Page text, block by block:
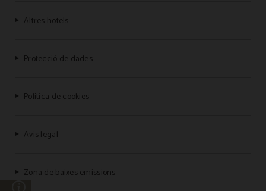
Altres hotels
Protecció de dades
Política de cookies
Avis legal
Zona de baixes emissions